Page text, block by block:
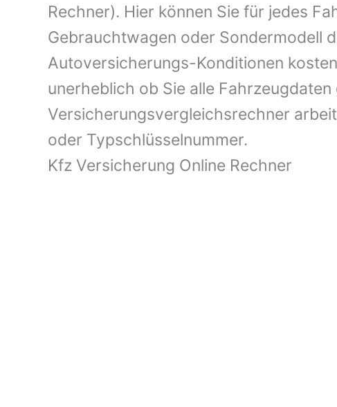
Rechner). Hier können Sie für jedes
Gebrauchtwagen oder Sondermodell
Autoversicherungs-Konditionen
unerheblich ob Sie alle
Versicherungsvergleichsrechner
oder Typschlüsselnummer.
Kfz Versicherung Online Rechner